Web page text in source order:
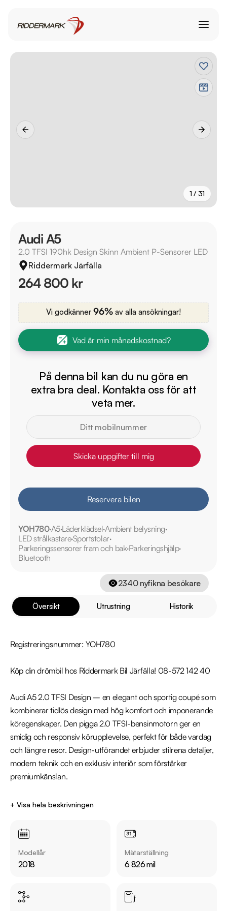
1 / 31
Audi A5
2.0 TFSI 190hk Design Skinn Ambient P-Sensorer LED
Riddermark Järfälla
264 800 kr
Vi godkänner 96% av alla ansökningar!
Vad är min månadskostnad?
På denna bil kan du nu göra en
extra bra deal. Kontakta oss för att
veta mer.
Skicka uppgifter till mig
Reservera bilen
YOH780A5Läderklädsel Ambient belysning
LED strålkastareSportstolar
Parkeringssensorer fram och bakParkeringshjälp
Bluetooth
2340nyfikna besökare
Översikt Utrustning Historik
Registreringsnummer: YOH780
Köp din drömbil hos Riddermark Bil Järfälla! 08-572 142 40
Audi A5 2.0 TFSI Design – en elegant och sportig coupé som
kombinerar tidlös design med hög komfort och imponerande
köregenskaper. Den pigga 2.0 TFSI-bensinmotorn ger en
smidig och responsiv körupplevelse, perfekt för både vardag
och längre resor. Design-utförandet erbjuder stilrena detaljer,
modern teknik och en exklusiv interiör som förstärker
premiumkänslan.
Utrustning inkluderar:
+ Visa hela beskrivningen
Modellår
2018
Mätarställning
6 826 mil